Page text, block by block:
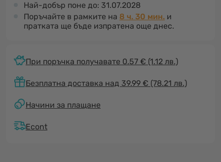
Най-добър поне до: 31.07.2028
Поръчайте в рамките на 8 ч. 30 мин. и
пратката ще бъде изпратена още днес.
При поръчка получавате 0.57 € (1.12 лв.)
Безплатна доставка над 39.99 € (78.21 лв.)
Начини за плащане
Econt